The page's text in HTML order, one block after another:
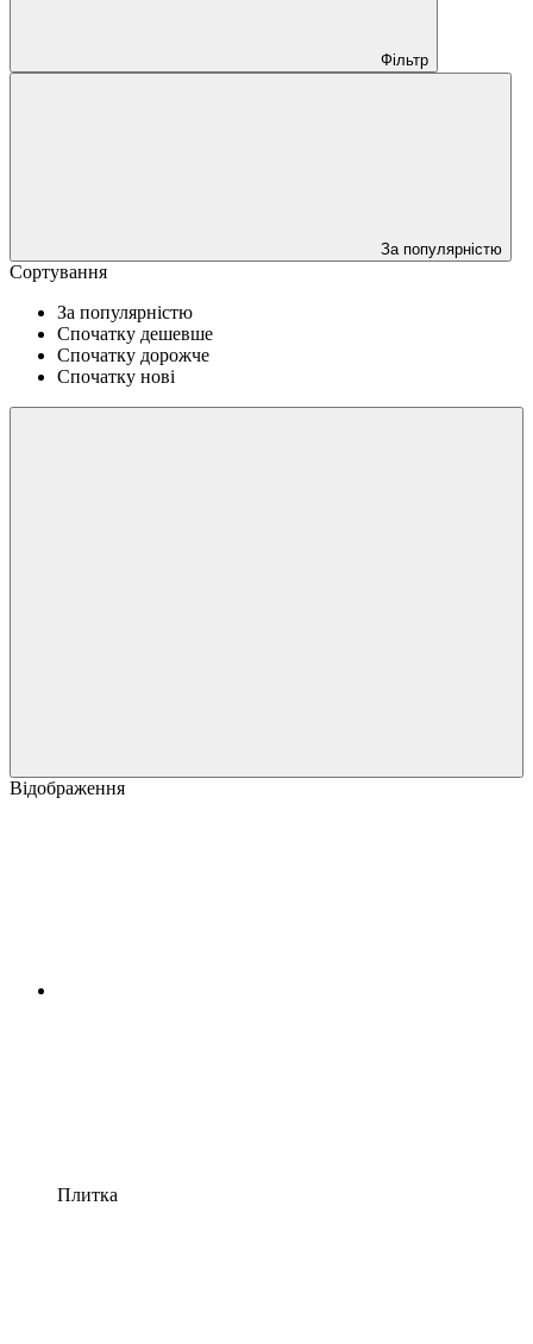
Фільтр
За популярністю
Сортування
За популярністю
Спочатку дешевше
Спочатку дорожче
Спочатку нові
Відображення
Плитка